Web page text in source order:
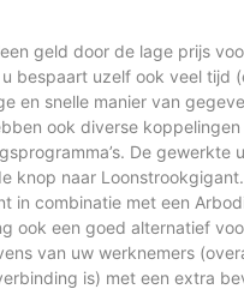
geld door de lage prijs
bespaart uzelf ook veel tijd
en snelle manier van
ook diverse
De gewerkte
knop naar
in combinatie met een
ook een goed alternatief
van uw werknemers
is) met een extra